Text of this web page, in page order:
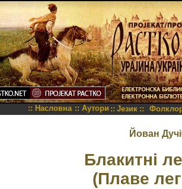
:: Насловна :: Аутори :: Језик ::
Йован
Блакитні
(Плаве